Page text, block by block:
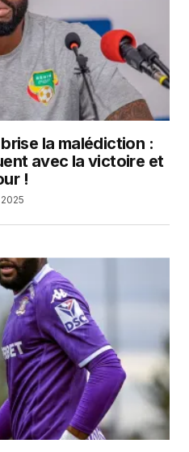
la malédiction :
avec la victoire et
!